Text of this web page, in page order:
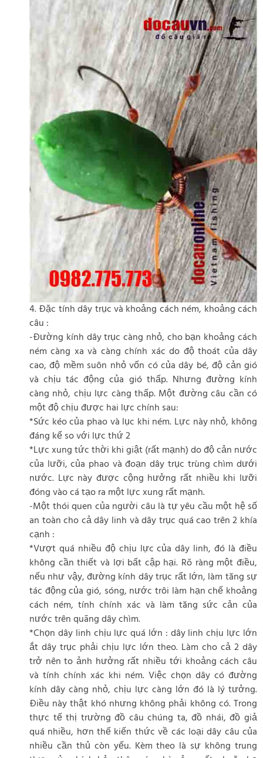
4. Đặc tính dây trục và khoảng cách ném, khoảng cách
câu :
-Đường kính dây trục càng nhỏ, cho bạn khoảng cách
ném càng xa và càng chính xác do độ thoát của dây
cao, độ mềm suôn nhỏ vốn có của dây bé, độ cản gió
và chịu tác động của gió thấp. Nhưng đường kính
càng nhỏ, chịu lực càng thấp. Một đường câu cần có
một độ chịu được hai lực chính sau:
*Sức kéo của phao và lục khi ném. Lực này nhỏ, không
đáng kể so với lực thứ 2
*Lực xung tức thời khi giật (rất mạnh) do độ cản nước
của lưỡi, của phao và đoạn dây trục trùng chìm dưới
nước. Lực này được cộng hưởng rất nhiều khi lưỡi
đóng vào cá tạo ra một lực xung rất mạnh.
-Một thói quen của người câu là tự yêu cầu một hệ số
an toàn cho cả dây linh và dây trục quá cao trên 2 khía
cạnh :
*Vượt quá nhiều độ chịu lực của dây linh, đó là điều
không cần thiết và lợi bất cập hại. Rõ ràng một điều,
nếu như vậy, đường kính dây trục rất lớn, làm tăng sự
tác động của gió, sóng, nước trôi làm hạn chế khoảng
cách ném, tính chính xác và làm tăng sức cản của
nước trên quãng dây chìm.
*Chọn dây linh chịu lực quá lớn : dây linh chịu lực lớn
ắt dây trục phải chịu lực lớn theo. Làm cho cả 2 dây
trở nên to ảnh hưởng rất nhiều tới khoảng cách câu
và tính chính xác khi ném. Việc chọn dây có đường
kính dây càng nhỏ, chịu lực càng lớn đó là lý tưởng.
Điều này thật khó nhưng không phải không có. Trong
thực tế thị trường đồ câu chúng ta, đồ nhái, đồ giả
quá nhiều, hơn thế kiến thức về các loại dây câu của
nhiều cần thủ còn yếu. Kèm theo là sự không trung